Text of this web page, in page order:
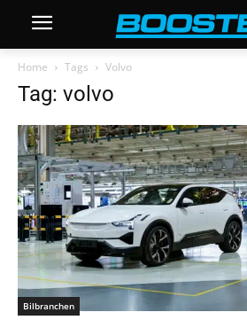
Home Tags Volvo
Tag: volvo
Bilbranchen